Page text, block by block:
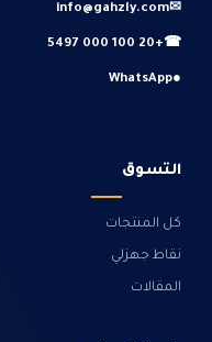
✉
info@gahzly.com
☎
+20 100 000 5497
●
WhatsApp
التسوق
كل المنتجات
نقاط جهزلي
المقالات